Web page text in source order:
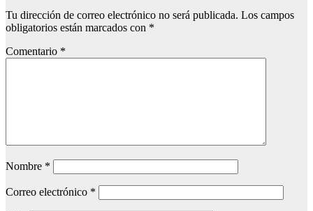
Tu dirección de correo electrónico no será publicada. Los campos
obligatorios están marcados con *
Comentario *
Nombre *
Correo electrónico *